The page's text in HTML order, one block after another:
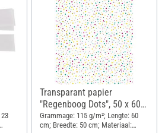
Transparant papier
"Regenboog Dots", 50 x 60
cm
Grammage: 115 g/m²; Lengte: 60
cm; Breedte: 50 cm; Materiaal: